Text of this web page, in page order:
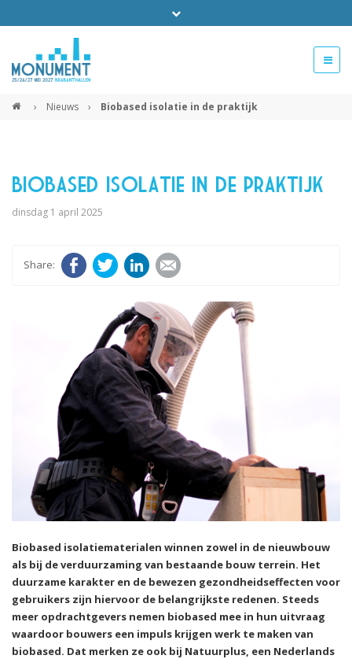
› Nieuws › Biobased isolatie in de praktijk
Biobased isolatie in de praktijk
dinsdag 1 april 2025
FacebookTwitter LinkedIn
Biobased isolatiematerialen winnen zowel in de nieuwbouw
als bij de verduurzaming van bestaande bouw terrein. Het
duurzame karakter en de bewezen gezondheidseffecten voor
gebruikers zijn hiervoor de belangrijkste redenen. Steeds
meer opdrachtgevers nemen biobased mee in hun uitvraag
waardoor bouwers een impuls krijgen werk te maken van
biobased. Dat merken ze ook bij Natuurplus, een Nederlands